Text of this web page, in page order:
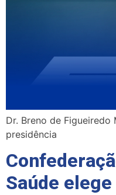
Dr. Breno de
presidência
Saúde